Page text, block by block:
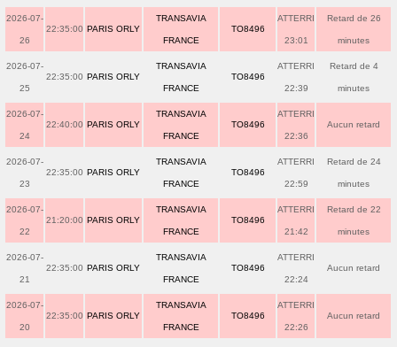
2026-07-
26
22:35:00 PARIS ORLY
TRANSAVIA
FRANCE
TO8496
ATTERRI
23:01
Retard de 26
minutes
2026-07-
25
22:35:00 PARIS ORLY
TRANSAVIA
FRANCE
TO8496
ATTERRI
22:39
Retard de 4
minutes
2026-07-
24
22:40:00 PARIS ORLY
TRANSAVIA
FRANCE
TO8496
ATTERRI
22:36
Aucun retard
2026-07-
23
22:35:00 PARIS ORLY
TRANSAVIA
FRANCE
TO8496
ATTERRI
22:59
Retard de 24
minutes
2026-07-
22
21:20:00 PARIS ORLY
TRANSAVIA
FRANCE
TO8496
ATTERRI
21:42
Retard de 22
minutes
2026-07-
21
22:35:00 PARIS ORLY
TRANSAVIA
FRANCE
TO8496
ATTERRI
22:24
Aucun retard
2026-07-
20
22:35:00 PARIS ORLY
TRANSAVIA
FRANCE
TO8496
ATTERRI
22:26
Aucun retard